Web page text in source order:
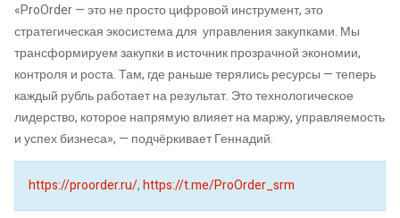
«ProOrder — это не просто цифровой инструмент, это
стратегическая экосистема для управления закупками. Мы
трансформируем закупки в источник прозрачной экономии,
контроля и роста. Там, где раньше терялись ресурсы — теперь
каждый рубль работает на результат. Это технологическое
лидерство, которое напрямую влияет на маржу, управляемость
и успех бизнеса», — подчёркивает Геннадий.
https://proorder.ru/,https://t.me/ProOrder_srm